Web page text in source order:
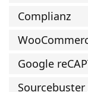
Complianz
Google
Sourcebuster